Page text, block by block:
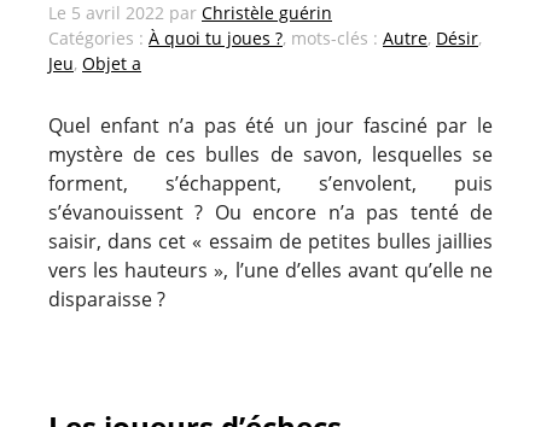
Le 5 avril 2022 par Christèle guérin
Catégories : À quoi tu joues ?, mots-clés : Autre, Désir,
Jeu, Objet a
Quel enfant n’a pas été un jour fasciné par le
mystère de ces bulles de savon, lesquelles se
forment, s’échappent, s’envolent, puis
s’évanouissent ? Ou encore n’a pas tenté de
saisir, dans cet « essaim de petites bulles jaillies
vers les hauteurs », l’une d’elles avant qu’elle ne
disparaisse ?